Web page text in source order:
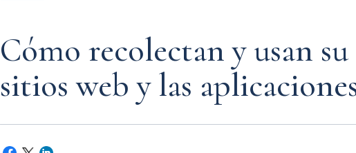
Cómo recolectan y usan
sitios web y las